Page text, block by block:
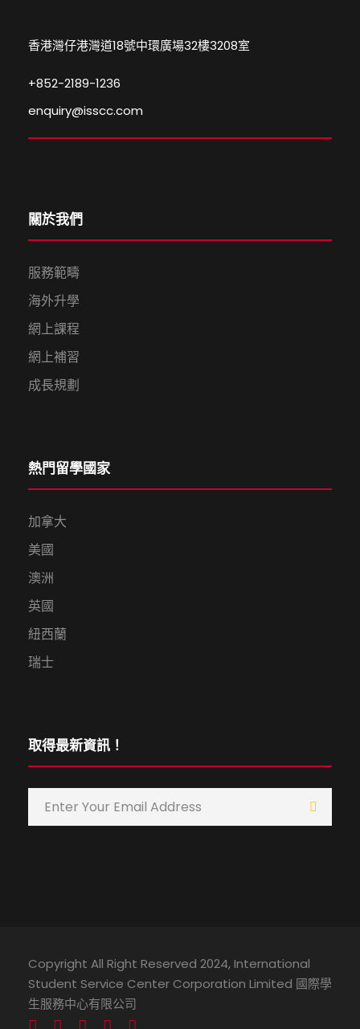
香港灣仔港灣道18號中環廣場32樓3208室
+852-2189-1236
enquiry@isscc.com
關於我們
服務範疇
海外升學
網上課程
網上補習
成長規劃
熱門留學國家
加拿大
美國
澳洲
英國
紐西蘭
瑞士
取得最新資訊！
Copyright All Right Reserved 2024, International
Student Service Center Corporation Limited 國際學
生服務中心有限公司